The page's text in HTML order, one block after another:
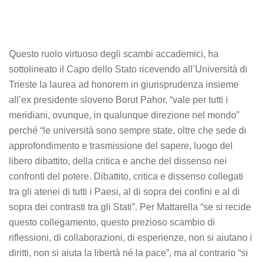
Questo ruolo virtuoso degli scambi accademici, ha
sottolineato il Capo dello Stato ricevendo all’Università di
Trieste la laurea ad honorem in giurisprudenza insieme
all’ex presidente sloveno Borut Pahor, “vale per tutti i
meridiani, ovunque, in qualunque direzione nel mondo”
perché “le università sono sempre state, oltre che sede di
approfondimento e trasmissione del sapere, luogo del
libero dibattito, della critica e anche del dissenso nei
confronti del potere. Dibattito, critica e dissenso collegati
tra gli atenei di tutti i Paesi, al di sopra dei confini e al di
sopra dei contrasti tra gli Stati”. Per Mattarella “se si recide
questo collegamento, questo prezioso scambio di
riflessioni, di collaborazioni, di esperienze, non si aiutano i
diritti, non si aiuta la libertà né la pace”, ma al contrario “si